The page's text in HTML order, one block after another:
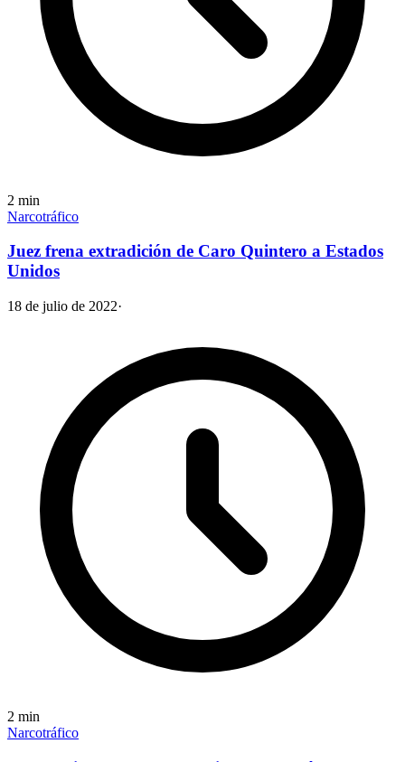
2 min
Narcotráfico
Juez frena extradición de Caro Quintero a Estados
Unidos
18 de julio de 2022·
2 min
Narcotráfico